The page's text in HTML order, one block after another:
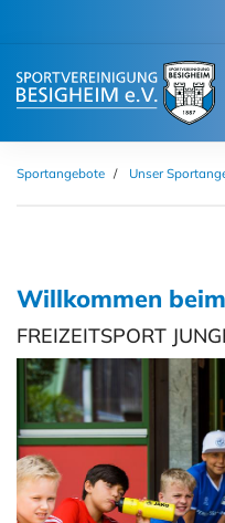
Sportangebote Unser
Willkommen
FREIZEITSPORT